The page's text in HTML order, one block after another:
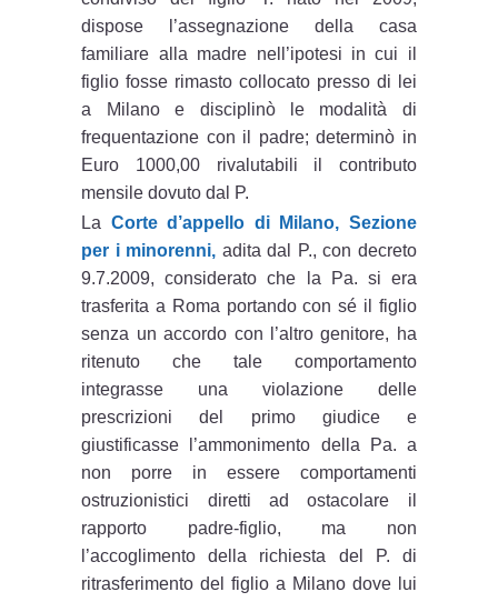
dispose l’assegnazione della casa
familiare alla madre nell’ipotesi in cui il
figlio fosse rimasto collocato presso di lei
a Milano e disciplinò le modalità di
frequentazione con il padre; determinò in
Euro 1000,00 rivalutabili il contributo
mensile dovuto dal P.
La Corte d’appello di Milano, Sezione
per i minorenni, adita dal P., con decreto
9.7.2009, considerato che la Pa. si era
trasferita a Roma portando con sé il figlio
senza un accordo con l’altro genitore, ha
ritenuto che tale comportamento
integrasse una violazione delle
prescrizioni del primo giudice e
giustificasse l’ammonimento della Pa. a
non porre in essere comportamenti
ostruzionistici diretti ad ostacolare il
rapporto padre-figlio, ma non
l’accoglimento della richiesta del P. di
ritrasferimento del figlio a Milano dove lui